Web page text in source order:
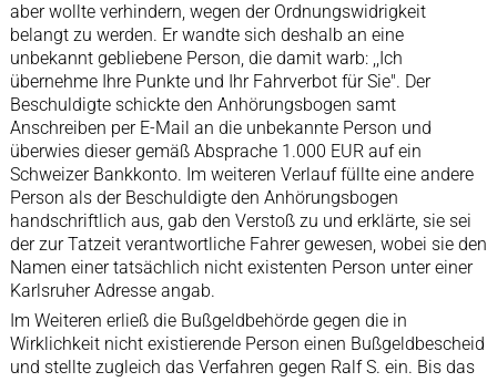
aber wollte verhindern, wegen der Ordnungswidrigkeit
belangt zu werden. Er wandte sich deshalb an eine
unbekannt gebliebene Person, die damit warb: ,,Ich
übernehme Ihre Punkte und Ihr Fahrverbot für Sie". Der
Beschuldigte schickte den Anhörungsbogen samt
Anschreiben per E-Mail an die unbekannte Person und
überwies dieser gemäß Absprache 1.000 EUR auf ein
Schweizer Bankkonto. Im weiteren Verlauf füllte eine andere
Person als der Beschuldigte den Anhörungsbogen
handschriftlich aus, gab den Verstoß zu und erklärte, sie sei
der zur Tatzeit verantwortliche Fahrer gewesen, wobei sie den
Namen einer tatsächlich nicht existenten Person unter einer
Karlsruher Adresse angab.
Im Weiteren erließ die Bußgeldbehörde gegen die in
Wirklichkeit nicht existierende Person einen Bußgeldbescheid
und stellte zugleich das Verfahren gegen Ralf S. ein. Bis das